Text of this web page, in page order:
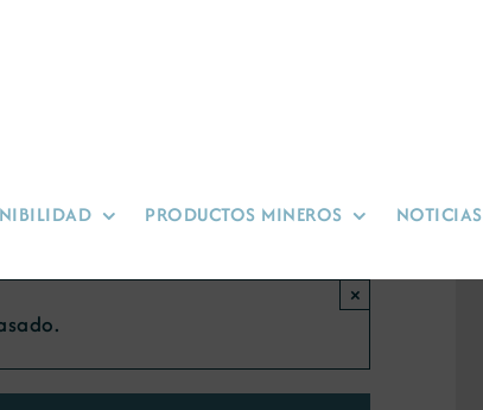
PRODUCTOS MINEROS NOTICIAS
×